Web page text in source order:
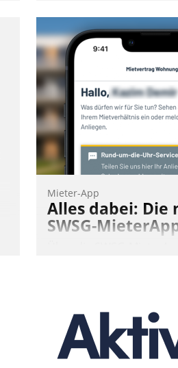
Mieter-App
Alles dabei: Die
SWSG-
einsehen und ändern oder
Schadensmeldungen
die Uhr.